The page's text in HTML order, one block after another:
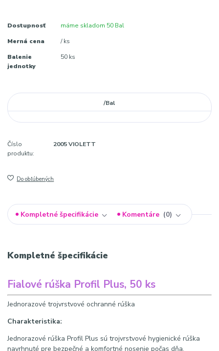
Dostupnosť máme skladom 50 Bal
Merná cena / ks
Balenie
jednotky
50 ks
/Bal
Číslo
produktu:
2005 VIOLETT
Do obľúbených
Kompletné špecifikácie Komentáre 0
Kompletné špecifikácie
Fialové rúška Profil Plus, 50 ks
Jednorazové trojvrstvové ochranné rúška
Charakteristika:
Jednorazové rúška Profil Plus sú trojvrstvové hygienické rúška
navrhnuté pre bezpečné a komfortné nosenie počas dňa.